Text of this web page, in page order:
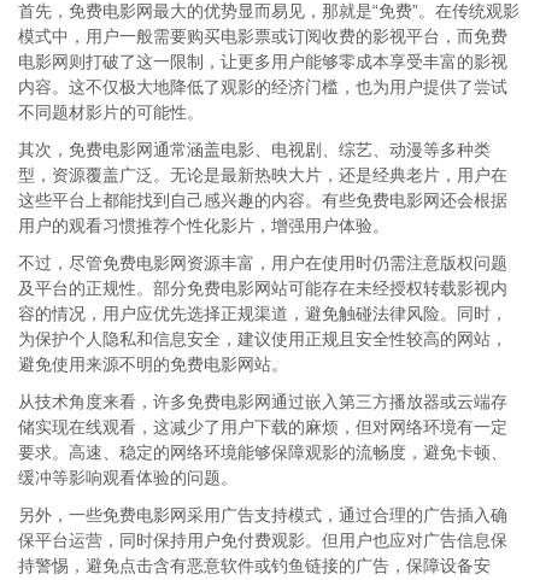
首先，免费电影网最大的优势显而易见，那就是“免费”。在传统观影
模式中，用户一般需要购买电影票或订阅收费的影视平台，而免费
电影网则打破了这一限制，让更多用户能够零成本享受丰富的影视
内容。这不仅极大地降低了观影的经济门槛，也为用户提供了尝试
不同题材影片的可能性。
其次，免费电影网通常涵盖电影、电视剧、综艺、动漫等多种类
型，资源覆盖广泛。无论是最新热映大片，还是经典老片，用户在
这些平台上都能找到自己感兴趣的内容。有些免费电影网还会根据
用户的观看习惯推荐个性化影片，增强用户体验。
不过，尽管免费电影网资源丰富，用户在使用时仍需注意版权问题
及平台的正规性。部分免费电影网站可能存在未经授权转载影视内
容的情况，用户应优先选择正规渠道，避免触碰法律风险。同时，
为保护个人隐私和信息安全，建议使用正规且安全性较高的网站，
避免使用来源不明的免费电影网站。
从技术角度来看，许多免费电影网通过嵌入第三方播放器或云端存
储实现在线观看，这减少了用户下载的麻烦，但对网络环境有一定
要求。高速、稳定的网络环境能够保障观影的流畅度，避免卡顿、
缓冲等影响观看体验的问题。
另外，一些免费电影网采用广告支持模式，通过合理的广告插入确
保平台运营，同时保持用户免付费观影。但用户也应对广告信息保
持警惕，避免点击含有恶意软件或钓鱼链接的广告，保障设备安